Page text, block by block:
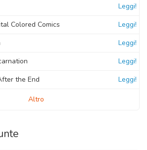
Leggi!
Colored Comics Leggi!
Leggi!
Leggi!
the End Leggi!
Altro